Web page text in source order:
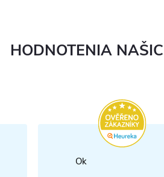
HODNOTENIA
Ok